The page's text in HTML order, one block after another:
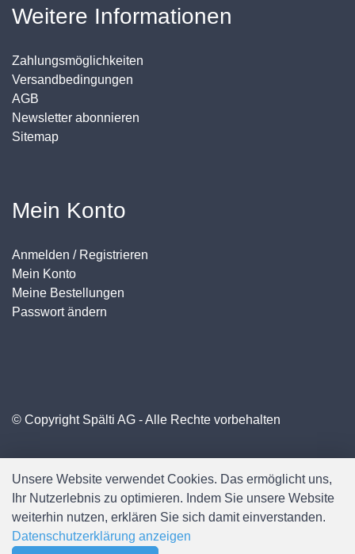
Weitere Informationen
Zahlungsmöglichkeiten
Versandbedingungen
AGB
Newsletter abonnieren
Sitemap
Mein Konto
Anmelden / Registrieren
Mein Konto
Meine Bestellungen
Passwort ändern
© Copyright Spälti AG - Alle Rechte vorbehalten
Unsere Website verwendet Cookies. Das ermöglicht uns,
Ihr Nutzerlebnis zu optimieren. Indem Sie unsere Website
weiterhin nutzen, erklären Sie sich damit einverstanden.
Datenschutzerklärung anzeigen